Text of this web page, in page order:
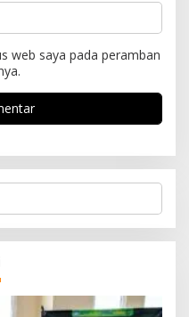
web saya pada peramban